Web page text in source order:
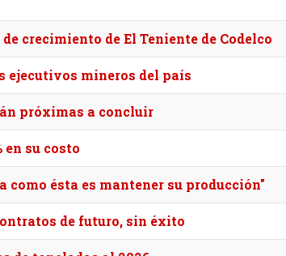
crecimiento de El Teniente de Codelco
ejecutivos mineros del país
próximas a concluir
en su costo
ésta es mantener su producción"
de futuro, sin éxito